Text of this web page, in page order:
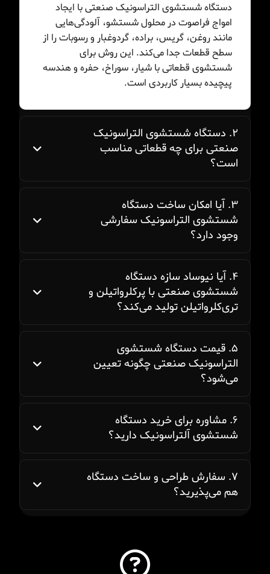
دستگاه شستشوی التراسونیک صنعتی با ایجاد
امواج فراصوت در محلول شستشو، آلودگی‌هایی
مانند روغن، گریس، براده، گردوغبار و رسوبات را از
سطح قطعات جدا می‌کند. این روش برای
شستشوی قطعاتی با شیار، سوراخ، حفره و هندسه
پیچیده بسیار کاربردی است.
۲. دستگاه شستشوی التراسونیک
صنعتی برای چه قطعاتی مناسب
است؟
۳. آیا امکان ساخت دستگاه
شستشوی التراسونیک سفارشی
وجود دارد؟
۴. آیا نیوساد سازه دستگاه
شستشوی صنعتی با پرکلرواتیلن و
تری‌کلرواتیلن تولید می‌کند؟
۵. قیمت دستگاه شستشوی
التراسونیک صنعتی چگونه تعیین
می‌شود؟
۶. مشاوره برای خرید دستگاه
شستشوی آلتراسونیک دارید؟
۷. سفارش طراحی و ساخت دستگاه
هم می‌پذیرید؟